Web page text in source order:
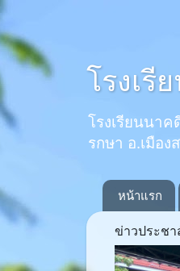
โรงเ
โรงเรียนนา
รกษา อ.เมือ
หน้าแรก
ข่าวประช